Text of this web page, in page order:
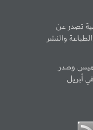
تصدر عن
والنشر
وصدر
أبريل